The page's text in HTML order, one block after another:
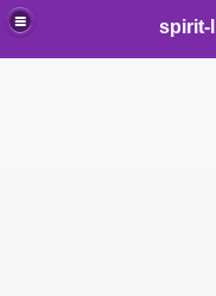
Professionelle spirituelle
Beratungen in allen